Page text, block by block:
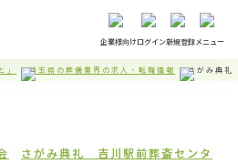
企業様向けログイン新規登録メニュー
」 埼玉県の葬儀業界の求人・転職情報 さがみ典礼
さがみ典礼 吉川駅前葬斎センタ